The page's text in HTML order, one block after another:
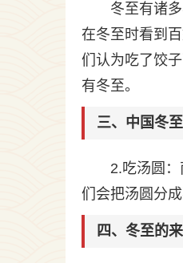
冬至有诸
在冬至时看到
们认为吃了饺
有冬至。
三、中国冬
2.吃汤圆
们会把汤圆分
四、冬至的